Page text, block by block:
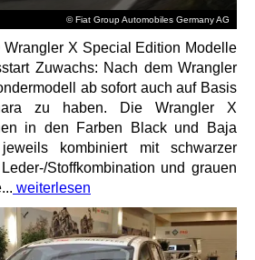
© Fiat Group Automobiles Germany AG
X Special Edition Modelle
Zuwachs: Nach dem Wrangler
ab sofort auch auf Basis
zu haben. Die Wrangler X
in den Farben Black und Baja
kombiniert mit schwarzer
Stoffkombination und grauen
weiterlesen